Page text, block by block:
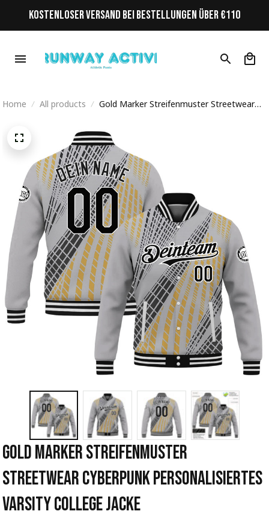
KOSTENLOSER VERSAND BEI BESTELLUNGEN ÜBER €110
Home All products
Gold Marker Streifenmuster Streetwear
Jacke
Gold Marker Streifenmuster
Streetwear Cyberpunk Personalisiertes
Varsity College Jacke